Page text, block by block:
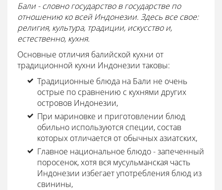
Бали - словно государство в государстве по
отношению ко всей Индонезии. Здесь все свое:
религия, культура, традиции, искусство и,
естественно, кухня.
Основные отличия балийской кухни от
традиционной кухни Индонезии таковы:
Традиционные блюда на Бали не очень
острые по сравнению с кухнями других
островов Индонезии,
При мариновке и приготовлении блюд
обильно используются специи, состав
которых отличается от обычных азиатских,
Главное национальное блюдо - запеченный
поросенок, хотя вся мусульманская часть
Индонезии избегает употребления блюд из
свинины,